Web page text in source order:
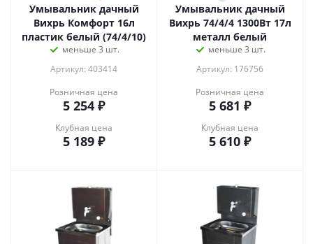
Умывальник дачный
Вихрь Комфорт 16л
пластик белый (74/4/10)
меньше 3 шт.
Артикул: 403414
Розничная цена
5 254 ₽
Клубная цена
5 189 ₽
Умывальник дачный
Вихрь 74/4/4 1300Вт 17л
металл белый
меньше 3 шт.
Артикул: 176756
Розничная цена
5 681 ₽
Клубная цена
5 610 ₽